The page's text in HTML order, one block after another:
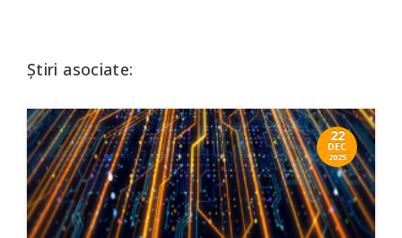
Știri asociate:
22
DEC
2025